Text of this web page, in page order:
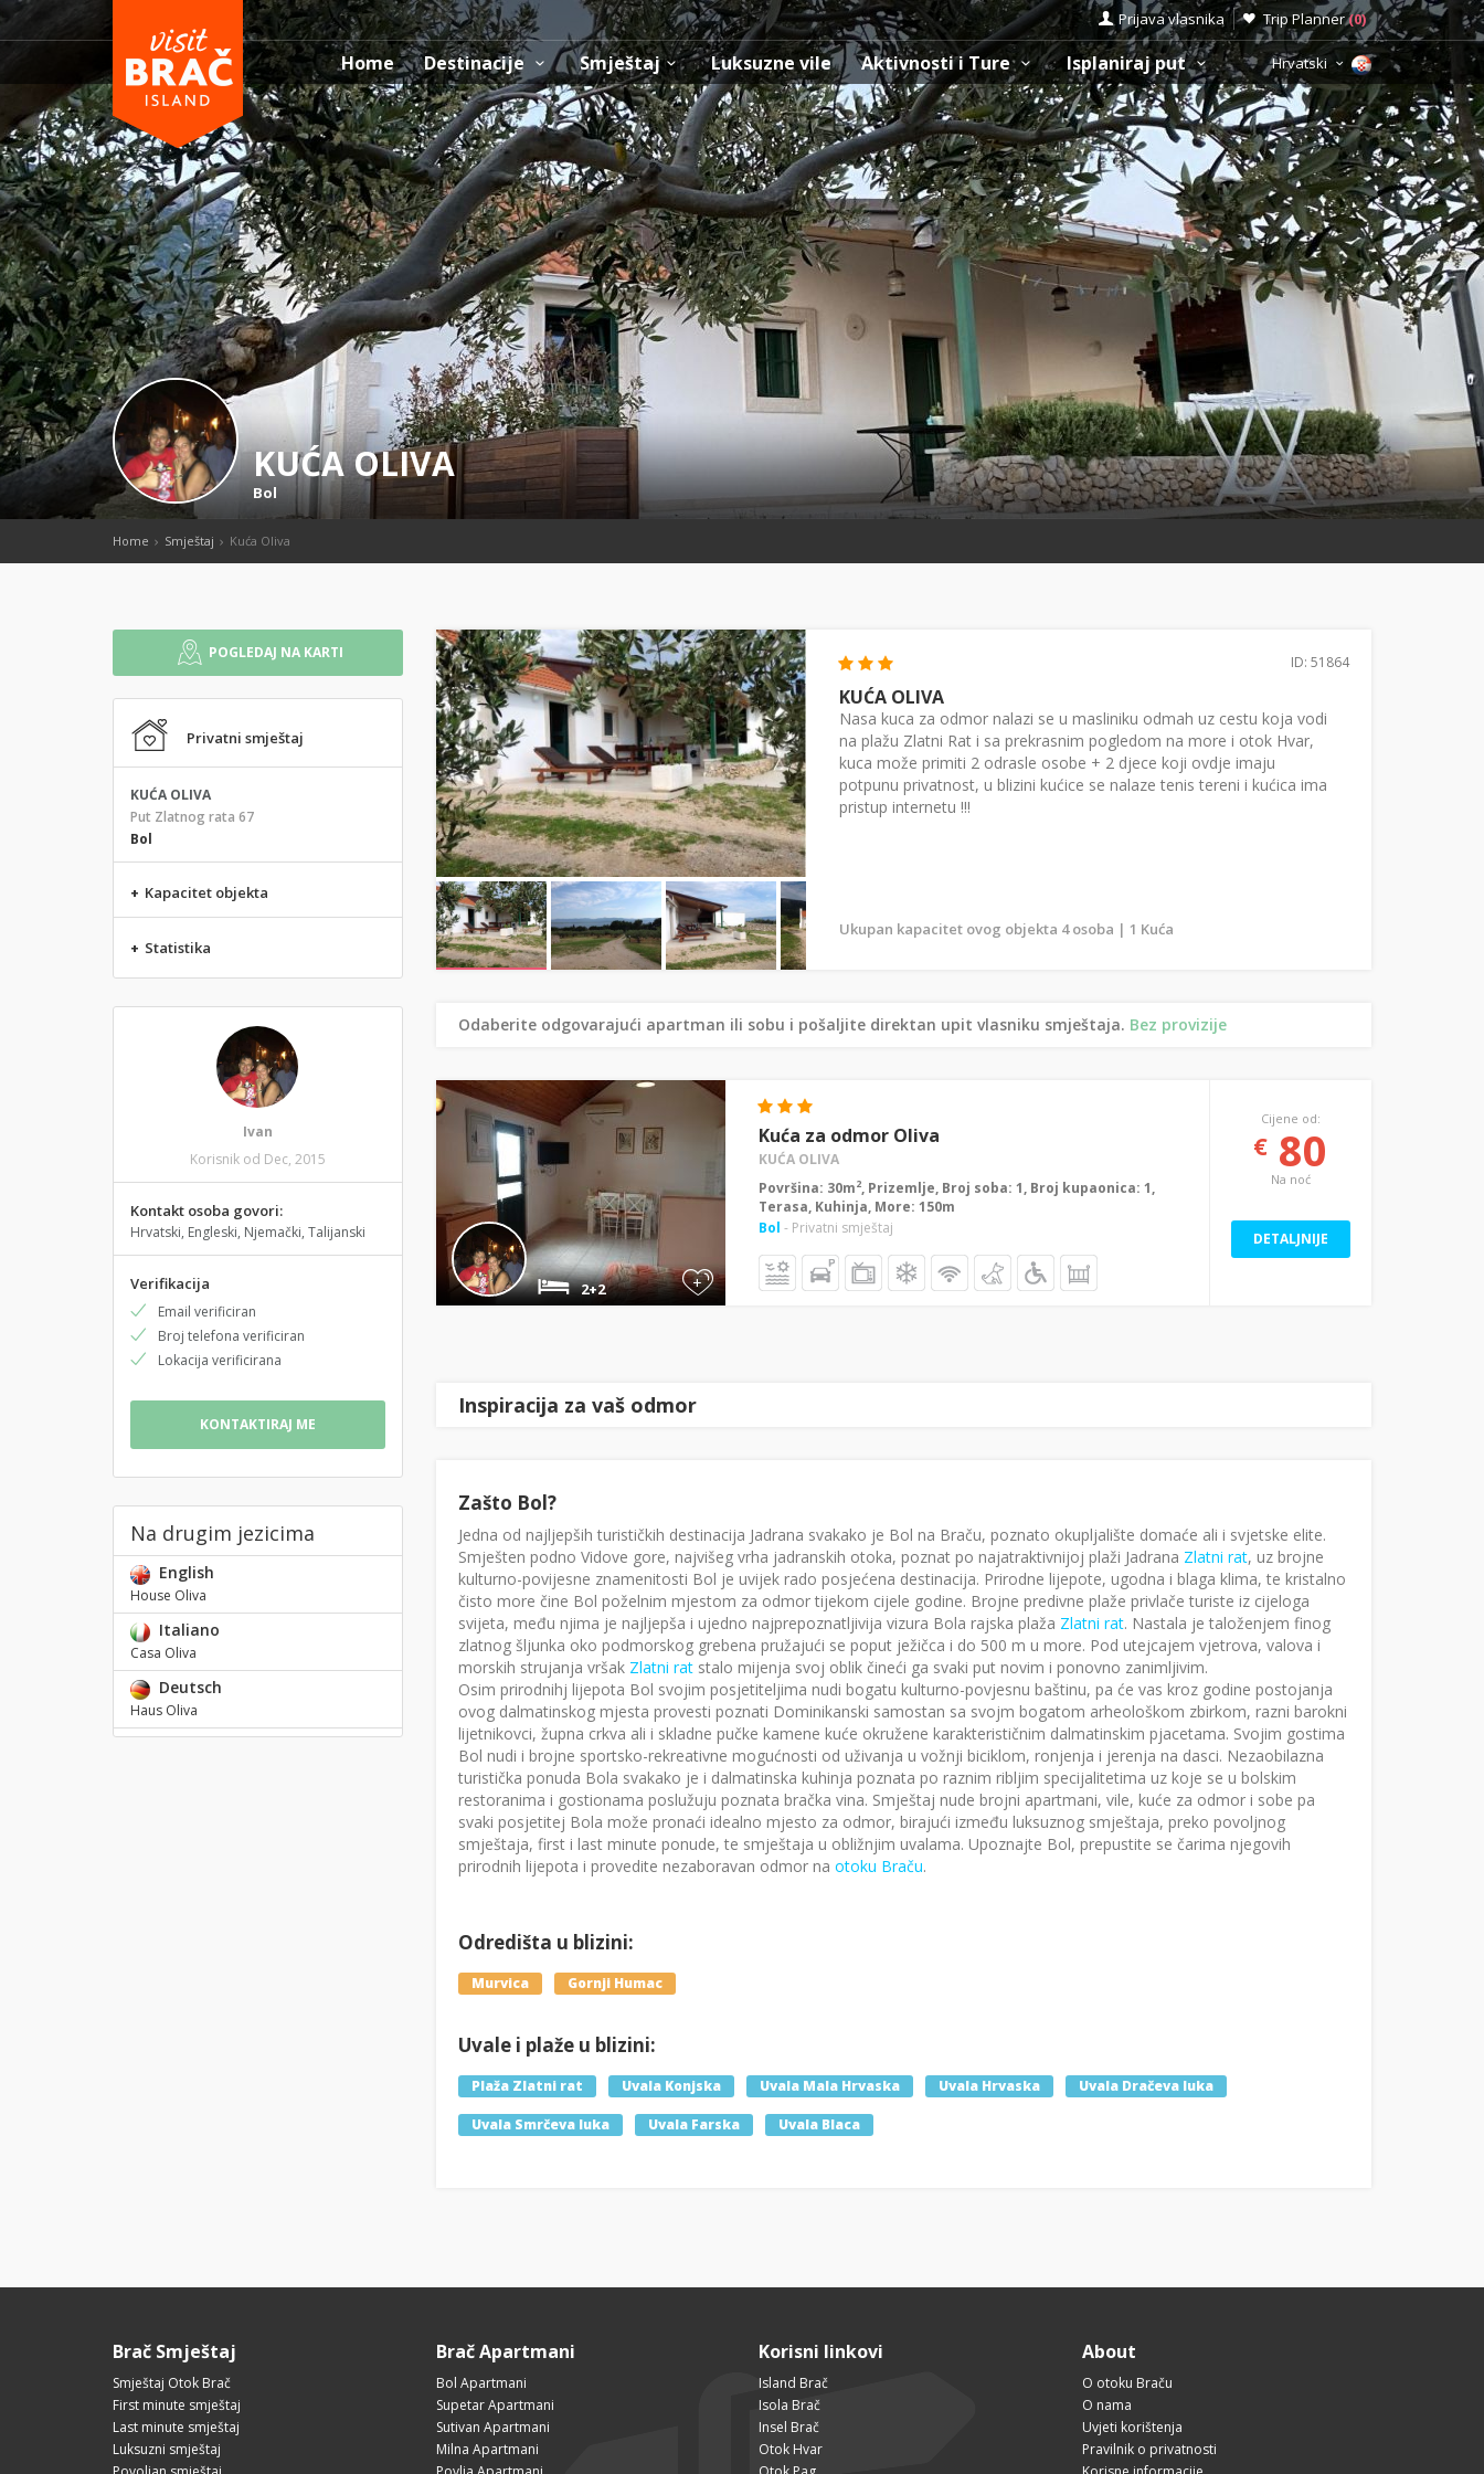
Prijava vlasnika Trip Planner(0)
Home Destinacije Smještaj Luksuzne vile Aktivnosti i Ture Isplaniraj put Hrvatski
KUĆA OLIVA
Bol
Home Smještaj Kuća Oliva
POGLEDAJ NA KARTI
Privatni smještaj
KUĆA OLIVA
Put Zlatnog rata 67
Bol
+ Kapacitet objekta
+ Statistika
Ivan
Korisnik od Dec, 2015
Kontakt osoba govori:
Hrvatski, Engleski, Njemački, Talijanski
Verifikacija
Email verificiran
Broj telefona verificiran
Lokacija verificirana
KONTAKTIRAJ ME
Na drugim jezicima
English
House Oliva
Italiano
Casa Oliva
Deutsch
Haus Oliva
ID: 51864
KUĆA OLIVA
Nasa kuca za odmor nalazi se u masliniku odmah uz cestu koja vodi
na plažu Zlatni Rat i sa prekrasnim pogledom na more i otok Hvar,
kuca može primiti 2 odrasle osobe + 2 djece koji ovdje imaju
potpunu privatnost, u blizini kućice se nalaze tenis tereni i kućica ima
pristup internetu !!!
Ukupan kapacitet ovog objekta 4 osoba | 1 Kuća
Odaberite odgovarajući apartman ili sobu i pošaljite direktan upit vlasniku smještaja. Bez provizije
+
2+2
Kuća za odmor Oliva
KUĆA OLIVA
Površina: 30m2, Prizemlje, Broj soba: 1, Broj kupaonica: 1,
Terasa, Kuhinja, More: 150m
Bol - Privatni smještaj
Cijene od:
€ 80
Na noć
DETALJNIJE
Inspiracija za vaš odmor
Zašto Bol?
Jedna od najljepših turističkih destinacija Jadrana svakako je Bol na Braču, poznato okupljalište domaće ali i svjetske elite.
Smješten podno Vidove gore, najvišeg vrha jadranskih otoka, poznat po najatraktivnijoj plaži Jadrana Zlatni rat, uz brojne
kulturno-povijesne znamenitosti Bol je uvijek rado posjećena destinacija. Prirodne lijepote, ugodna i blaga klima, te kristalno
čisto more čine Bol poželnim mjestom za odmor tijekom cijele godine. Brojne predivne plaže privlače turiste iz cijeloga
svijeta, među njima je najljepša i ujedno najprepoznatljivija vizura Bola rajska plaža Zlatni rat. Nastala je taloženjem finog
zlatnog šljunka oko podmorskog grebena pružajući se poput ježičca i do 500 m u more. Pod utejcajem vjetrova, valova i
morskih strujanja vršak Zlatni ratstalo mijenja svoj oblik čineći ga svaki put novim i ponovno zanimljivim.
Osim prirodnihj lijepota Bol svojim posjetiteljima nudi bogatu kulturno-povjesnu baštinu, pa će vas kroz godine postojanja
ovog dalmatinskog mjesta provesti poznati Dominikanski samostan sa svojm bogatom arheološkom zbirkom, razni barokni
lijetnikovci, župna crkva ali i skladne pučke kamene kuće okružene karakterističnim dalmatinskim pjacetama. Svojim gostima
Bol nudi i brojne sportsko-rekreativne mogućnosti od uživanja u vožnji biciklom, ronjenja i jerenja na dasci. Nezaobilazna
turistička ponuda Bola svakako je i dalmatinska kuhinja poznata po raznim ribljim specijalitetima uz koje se u bolskim
restoranima i gostionama poslužuju poznata bračka vina. Smještaj nude brojni apartmani, vile, kuće za odmor i sobe pa
svaki posjetitej Bola može pronaći idealno mjesto za odmor, birajući između luksuznog smještaja, preko povoljnog
smještaja, first i last minute ponude, te smještaja u obližnjim uvalama. Upoznajte Bol, prepustite se čarima njegovih
prirodnih lijepota i provedite nezaboravan odmor na otoku Braču.
Odredišta u blizini:
Murvica Gornji Humac
Uvale i plaže u blizini:
Plaža Zlatni rat Uvala Konjska Uvala Mala Hrvaska Uvala Hrvaska Uvala Dračeva luka
Uvala Smrčeva luka Uvala Farska Uvala Blaca
Brač Smještaj
Smještaj Otok Brač
First minute smještaj
Last minute smještaj
Luksuzni smještaj
Brač Apartmani
Bol Apartmani
Supetar Apartmani
Sutivan Apartmani
Milna Apartmani
Korisni linkovi
Island Brač
Isola Brač
Insel Brač
Otok Hvar
About
O otoku Braču
O nama
Uvjeti korištenja
Pravilnik o privatnosti